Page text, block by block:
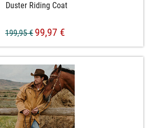
Duster Riding Coat
199,95 € 99,97 €